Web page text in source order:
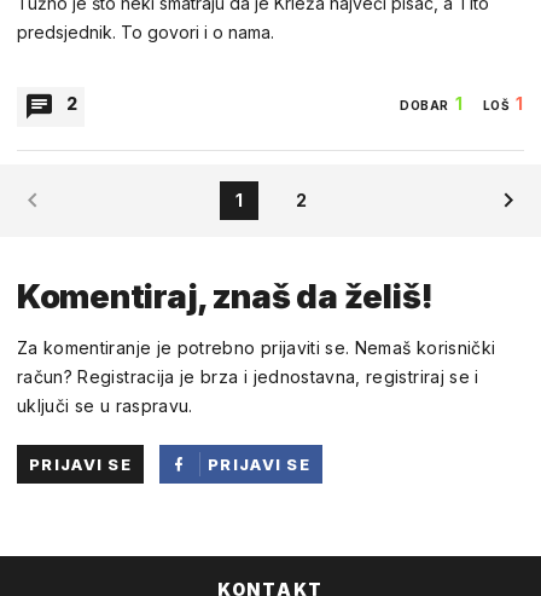
predsjednik. To govori i o nama.
2 DOBAR 1 LOŠ 1
22:57 05.VELJAČA 2021.
BESTpartizan
tita je cjenio svatko 200 predsjednika kad je umro
DOBAR 0 LOŠ 0
1 2
Komentiraj, znaš da želiš!
Za komentiranje je potrebno prijaviti se. Nemaš korisnički
račun? Registracija je brza i jednostavna, registriraj se i
uključi se u raspravu.
PRIJAVI SE
PRIJAVI SE
KONTAKT